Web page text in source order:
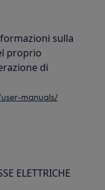
sulla
proprio
di
manuals/
ELETTRICHE